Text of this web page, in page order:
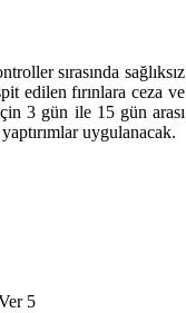
sırasında sağlıksız
edilen fırınlara ceza ve
3 gün ile 15 gün arası
uygulanacak.